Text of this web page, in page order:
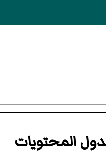
المحتويات